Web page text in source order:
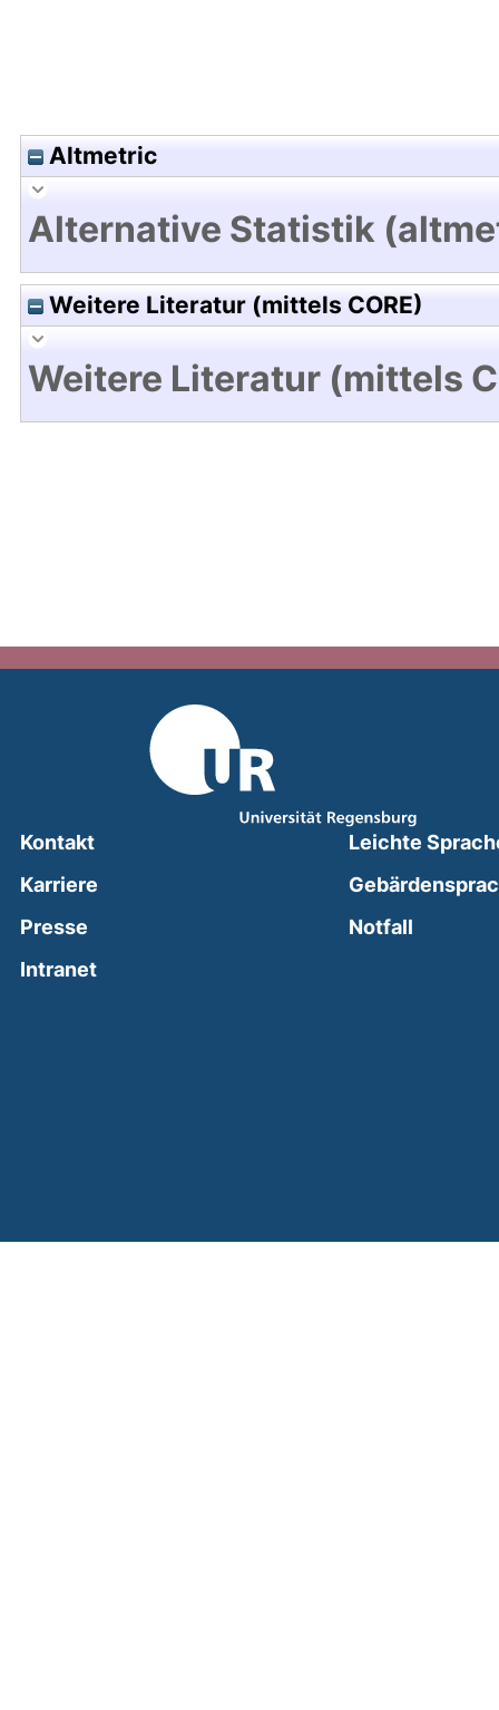
Altmetric
Alternative Statistik
Weitere Literatur (mittels CORE)
Weitere Literatur (mittels
Kontakt
Karriere
Presse
Intranet(external link, opens in a new window)
Leichte
Notfall